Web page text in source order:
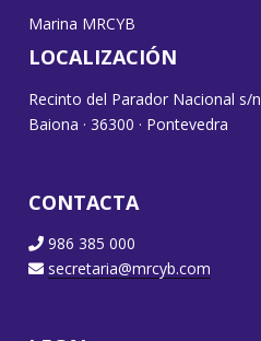
Marina MRCYB
LOCALIZACIÓN
Recinto del Parador Nacional s/n
Baiona · 36300 · Pontevedra
CONTACTA
986 385 000
secretaria@mrcyb.com